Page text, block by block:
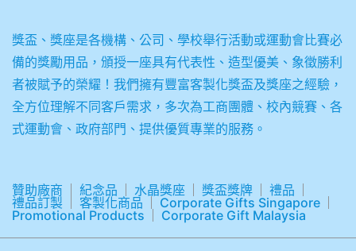
獎盃、獎座是各機構、公司、學校舉行活動或運動會比賽必
備的獎勵用品，頒授一座具有代表性、造型優美、象徵勝利
者被賦予的榮耀！我們擁有豐富客製化獎盃及獎座之經驗，
全方位理解不同客戶需求，多次為工商團體、校內競賽、各
式運動會、政府部門、提供優質專業的服務。
贊助廠商 紀念品 水晶獎座 獎盃獎牌
禮品
禮品訂製
客製化商品
Corporate Gifts Singapore
Promotional Products
Corporate Gift Malaysia